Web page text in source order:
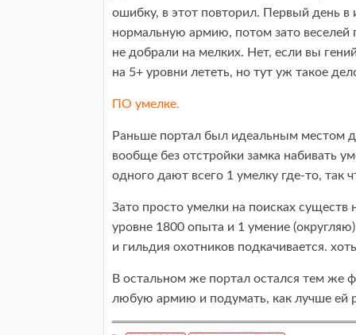
ошибку, в этот повторил. Первый день в
нормальную армию, потом зато веселей
не добрали на мелких. Нет, если вы
на 5+ уровни лететь, но тут уж такое
ПО умелке.
Раньше портал был идеальным местом
вообще без отстройки замка набивать
одного дают всего 1 умелку где-то, так
Зато просто умелки на поисках
уровне 1800 опыта и 1 умение
и гильдия охотников подкачивается.
В остальном же портал остался тем
любую армию и подумать, как лучше ей